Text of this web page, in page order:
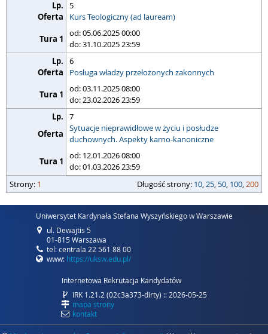
5
Kurs Teologiczny (ad lauream)
od: 05.06.2025 00:00
do: 31.10.2025 23:59
6
Posługa władzy przełożonych zakonnych
od: 03.11.2025 08:00
do: 23.02.2026 23:59
7
Sytuacje nieprawidłowe w życiu i posłudze
duchownych. Aspekty karno-kanoniczne
od: 12.01.2026 08:00
do: 01.03.2026 23:59
strony
Strony: 1
długość strony Długość strony: 10,25, 50, 100,200
Uniwersytet Kardynała Stefana Wyszyńskiego w Warszawie
ul. Dewajtis 5
01-815 Warszawa
tel: centrala 22 561 88 00
www: https://uksw.edu.pl/
Internetowa Rekrutacja Kandydatów
IRK 1.21.2 (02c3a373-dirty) :: 2026-05-25
mapa strony
kontakt